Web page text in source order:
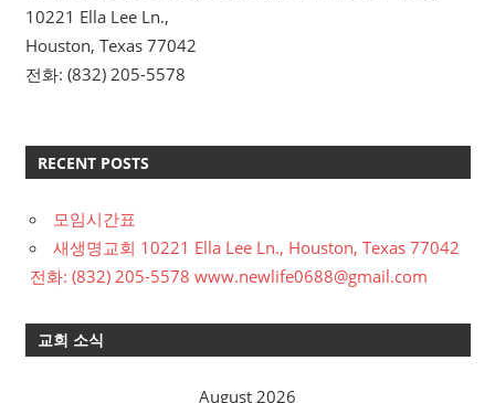
10221 Ella Lee Ln.,
Houston, Texas 77042
전화: (832) 205-5578
RECENT POSTS
모임시간표
새생명교회 10221 Ella Lee Ln., Houston, Texas 77042
전화: (832) 205-5578 www.newlife0688@gmail.com
교회 소식
August 2026